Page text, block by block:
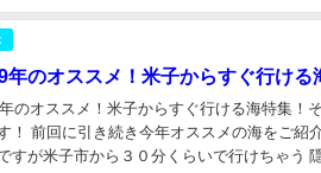
年のオススメ！米子からすぐ行け
のオススメ！米子からすぐ行ける海特集
！ 前回に引き続き今年オススメの海をご紹
すが米子市から３０分くらいで行けちゃう